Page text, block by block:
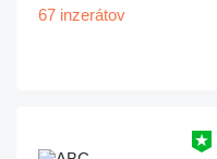
67 inzerátov